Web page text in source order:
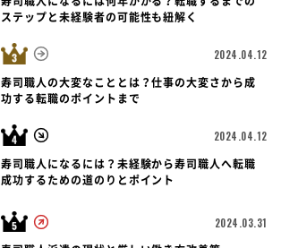
ステップと未経験者の可能性も紐解く
2024.04.12
寿司職人の大変なこととは？仕事の大変さから成
功する転職のポイントまで
2024.04.12
寿司職人になるには？未経験から寿司職人へ転職
成功するための道のりとポイント
2024.03.31